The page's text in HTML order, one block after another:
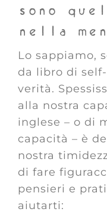
sono
nella
Lo sappiamo,
da libro di
verità.
alla nostra
inglese – o di
capacità – è
nostra
di fare
pensieri e
aiutarti: